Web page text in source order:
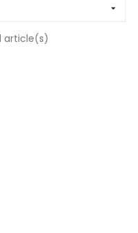

article(s)